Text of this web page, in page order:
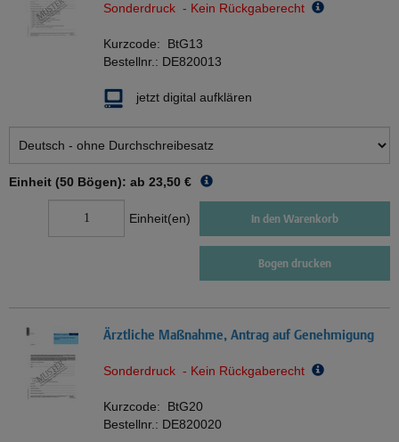
Sonderdruck - Kein Rückgaberecht
Kurzcode: BtG13
Bestellnr.: DE820013
jetzt digital aufklären
Einheit (50 Bögen): ab 23,50 €
Einheit(en) In den Warenkorb
Bogen drucken
Ärztliche Maßnahme, Antrag auf Genehmigung
Sonderdruck - Kein Rückgaberecht
Kurzcode: BtG20
Bestellnr.: DE820020